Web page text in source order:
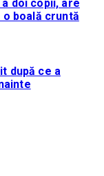
doi copii, are
boală cruntă
după ce a